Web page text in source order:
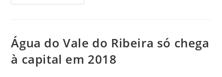
Água do Vale do Ribeira só chega
à capital em 2018